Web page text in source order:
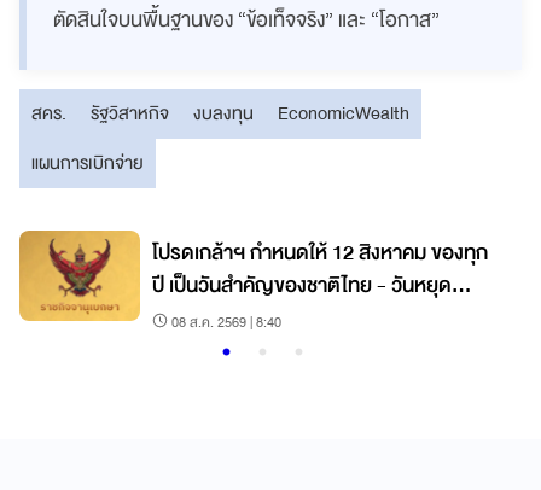
ตัดสินใจบนพื้นฐานของ “ข้อเท็จจริง” และ “โอกาส”
สคร. รัฐวิสาหกิจ งบลงทุน
EconomicWealth
แผนการเบิกจ่าย
โปรดเกล้าฯ กำหนดให้ 12 สิงหาคม ของทุก
ปี เป็นวันสำคัญของชาติไทย - วันหยุด
ราชการ
08 ส.ค. 2569 | 8:40